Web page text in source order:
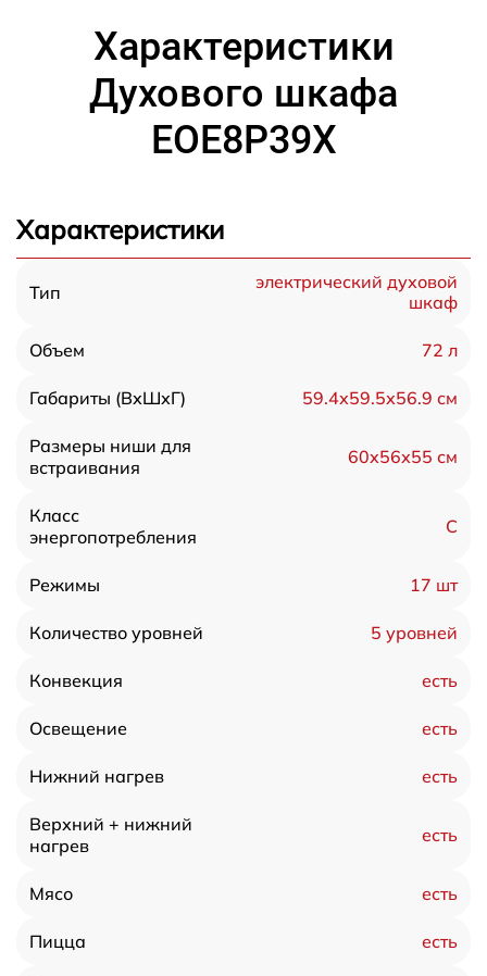
Характеристики
Духового шкафа
EOE8P39X
Характеристики
Тип
электрический духовой
шкаф
Объем 72 л
Габариты (ВхШхГ) 59.4х59.5х56.9 см
Размеры ниши для
встраивания
60х56х55 см
Класс
энергопотребления
С
Режимы 17 шт
Количество уровней 5 уровней
Конвекция есть
Освещение есть
Нижний нагрев есть
Верхний + нижний
нагрев
есть
Мясо есть
Пицца есть